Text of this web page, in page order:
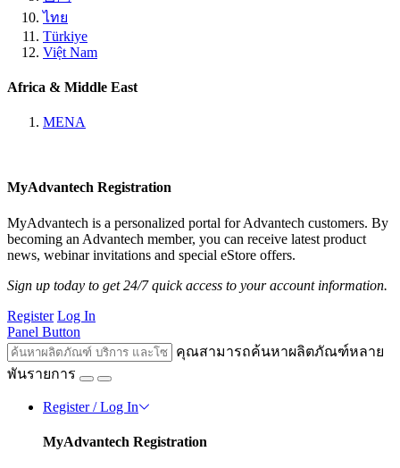
ไทย
Türkiye
Việt Nam
Africa & Middle East
MENA
MyAdvantech Registration
MyAdvantech is a personalized portal for Advantech customers. By
becoming an Advantech member, you can receive latest product
news, webinar invitations and special eStore offers.
Sign up today to get 24/7 quick access to your account information.
Register Log In
Panel Button
คุณสามารถค้นหาผลิตภัณฑ์หลาย
พันรายการ
Register / Log In
MyAdvantech Registration